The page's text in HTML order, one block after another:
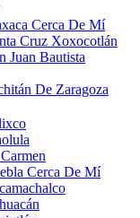
Cerca De Mí
Cruz Xoxocotlán
Juan Bautista
De Zaragoza
Cerca De Mí